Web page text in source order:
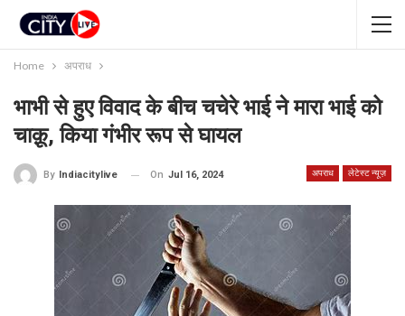
Home अपराध
भाभी से हुए विवाद के बीच चचेरे भाई ने मारा भाई को
चाक़ू, किया गंभीर रूप से घायल
अपराध लेटेस्ट न्यूज़
By Indiacitylive On Jul 16, 2024